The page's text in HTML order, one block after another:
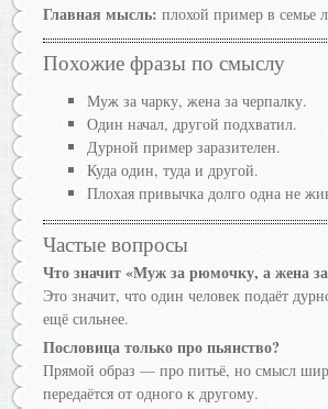
Главная мысль: плохой пример в семье
Похожие фразы по смыслу
Муж за чарку, жена за черпалку.
Один начал, другой подхватил.
Дурной пример заразителен.
Куда один, туда и другой.
Плохая привычка долго одна не
Частые вопросы
Что значит «Муж за рюмочку, а жена
Это значит, что один человек подаёт
ещё сильнее.
Пословица только про пьянство?
Прямой образ — про питьё, но смысл
передаётся от одного к другому.